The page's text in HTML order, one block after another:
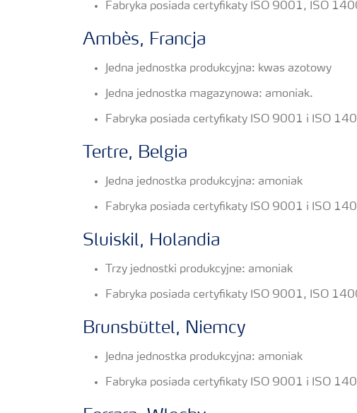
Fabryka posiada certyfikaty ISO 9001, ISO
Ambès, Francja
Jedna jednostka produkcyjna: kwas azotowy
Jedna jednostka magazynowa: amoniak.
Fabryka posiada certyfikaty ISO 9001 i ISO
Tertre, Belgia
Jedna jednostka produkcyjna: amoniak
Fabryka posiada certyfikaty ISO 9001 i ISO
Sluiskil, Holandia
Trzy jednostki produkcyjne: amoniak
Fabryka posiada certyfikaty ISO 9001, ISO
Brunsbüttel, Niemcy
Jedna jednostka produkcyjna: amoniak
Fabryka posiada certyfikaty ISO 9001 i ISO